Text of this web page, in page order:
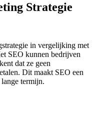
Strategie
in vergelijking met
SEO kunnen bedrijven
dat ze geen
Dit maakt SEO een
termijn.